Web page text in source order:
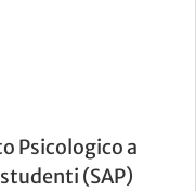
Psicologico a
(SAP)